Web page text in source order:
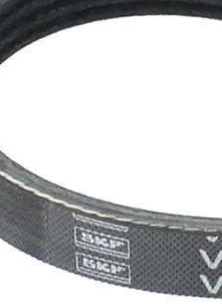
4
SVHC
maddesi
Dien
Kauçuk)